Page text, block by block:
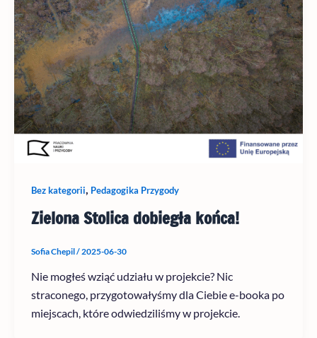
Bez kategorii, Pedagogika Przygody
Zielona Stolica dobiegła końca!
Sofia Chepil/2025-06-30
Nie mogłeś wziąć udziału w projekcie? Nic
straconego, przygotowałyśmy dla Ciebie e-booka po
miejscach, które odwiedziliśmy w projekcie.